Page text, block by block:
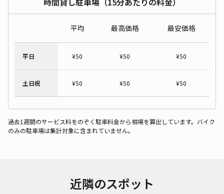
平均 最高価格 最安価格
平日 ¥50 ¥50 ¥50
土日祝 ¥50 ¥50 ¥50
過去1週間のサービス料をのぞく駐車料金から相場を算出しています。バイク
のみの駐車場は集計対象に含まれていません。
近隣のスポット